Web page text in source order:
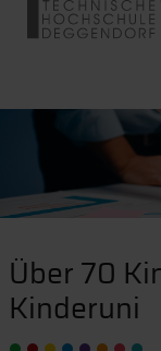
Über 70
Kinderuni